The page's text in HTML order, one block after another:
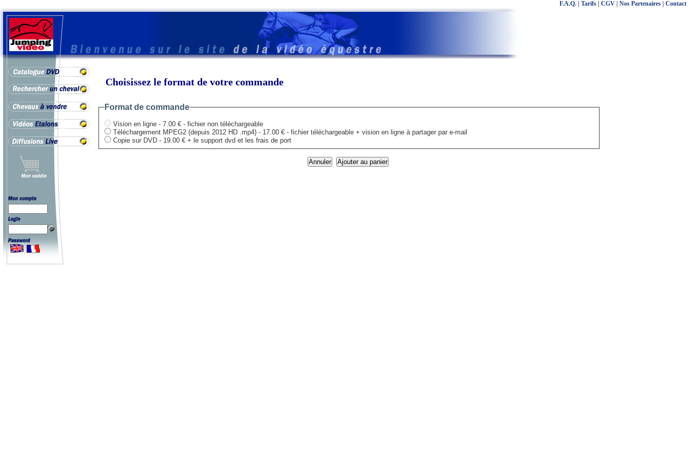
F.A.Q. Tarifs CGV Nos Partenaires Contact
Choisissez le format de votre commande
Format de commande
Vision en ligne - 7.00 € - fichier non téléchargeable
Téléchargement MPEG2 (depuis 2012 HD .mp4) - 17.00 € - fichier téléchargeable + vision en ligne à partager par e-mail
Copie sur DVD - 19.00 € + le support dvd et les frais de port